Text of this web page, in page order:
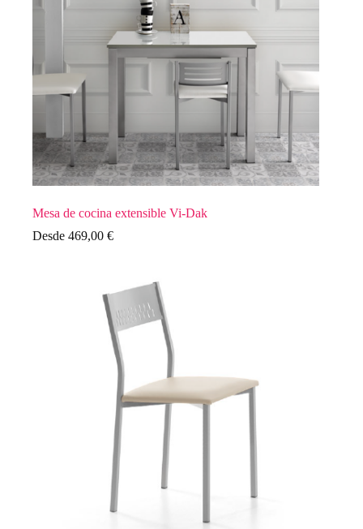
Mesa de cocina extensible Vi-Dak
Desde 469,00 €